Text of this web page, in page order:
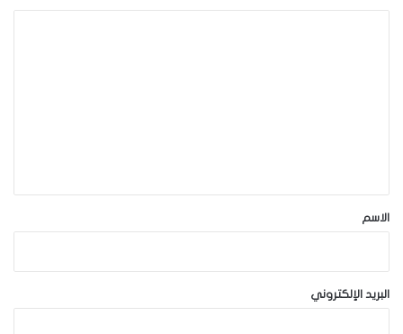
*الاسم
البريد الإلكتروني